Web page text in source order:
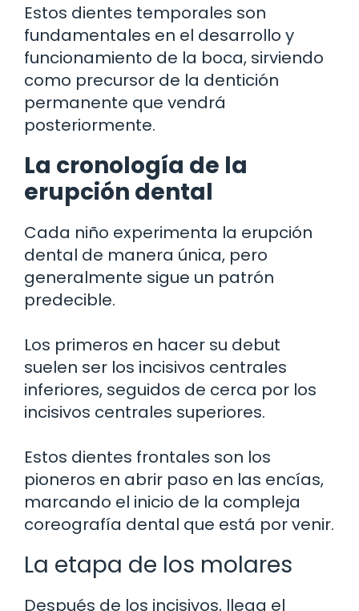
Estos dientes temporales son
fundamentales en el desarrollo y
funcionamiento de la boca, sirviendo
como precursor de la dentición
permanente que vendrá
posteriormente.
La cronología de la
erupción dental
Cada niño experimenta la erupción
dental de manera única, pero
generalmente sigue un patrón
predecible.
Los primeros en hacer su debut
suelen ser los incisivos centrales
inferiores, seguidos de cerca por los
incisivos centrales superiores.
Estos dientes frontales son los
pioneros en abrir paso en las encías,
marcando el inicio de la compleja
coreografía dental que está por venir.
La etapa de los molares
Después de los incisivos, llega el